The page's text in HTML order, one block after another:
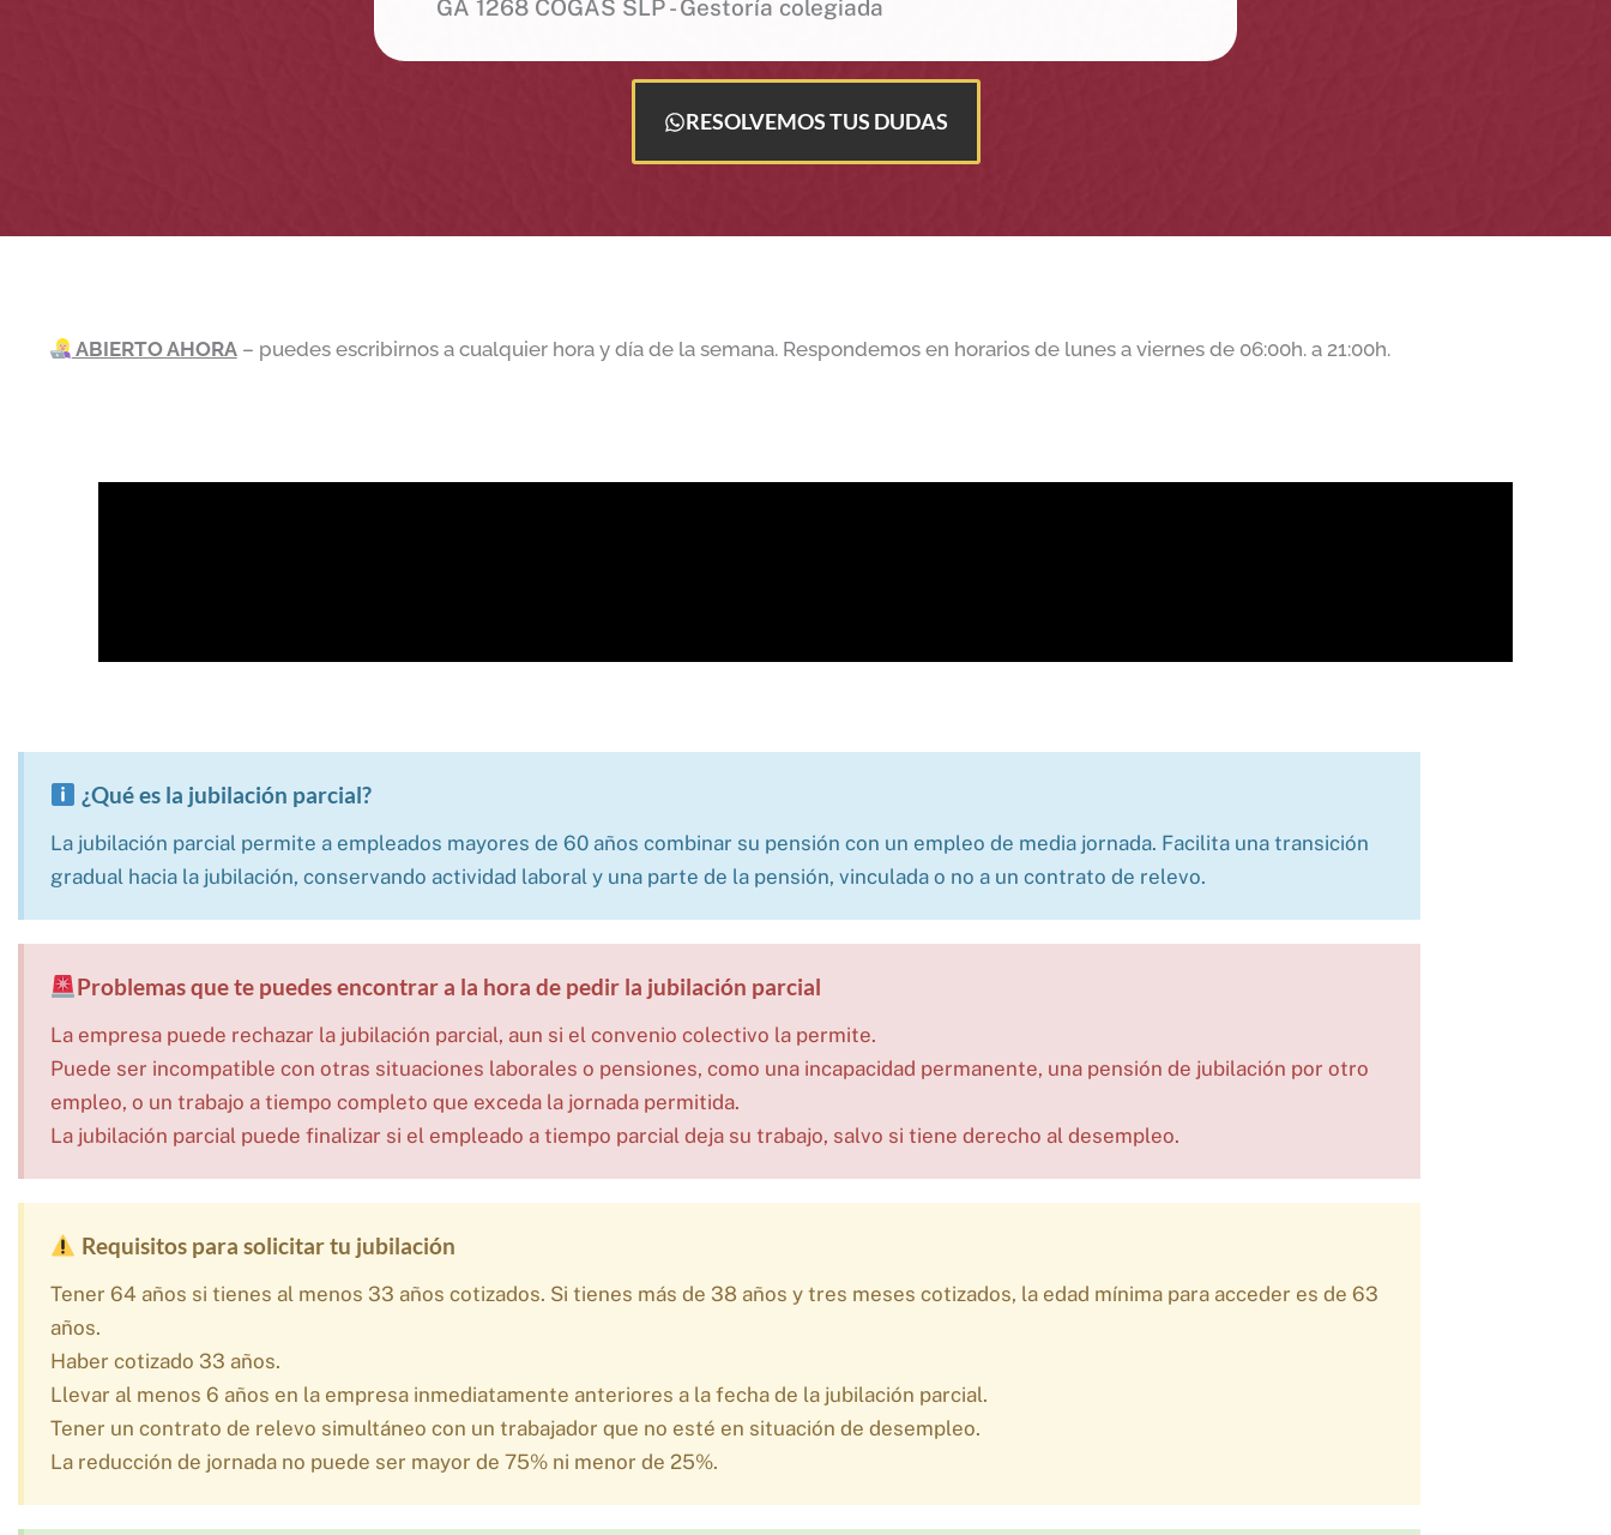
GA 1268 COGAS SLP - Gestoría colegiada
RESOLVEMOS TUS DUDAS
ABIERTO AHORA– puedes escribirnos a cualquier hora y día de la semana. Respondemos en horarios de lunes a viernes de 06:00h. a 21:00h.
¿Qué es la jubilación parcial?
La jubilación parcial permite a empleados mayores de 60 años combinar su pensión con un empleo de media jornada. Facilita una transición
gradual hacia la jubilación, conservando actividad laboral y una parte de la pensión, vinculada o no a un contrato de relevo.
Problemas que te puedes encontrar a la hora de pedir la jubilación parcial
La empresa puede rechazar la jubilación parcial, aun si el convenio colectivo la permite.
Puede ser incompatible con otras situaciones laborales o pensiones, como una incapacidad permanente, una pensión de jubilación por otro
empleo, o un trabajo a tiempo completo que exceda la jornada permitida.
La jubilación parcial puede finalizar si el empleado a tiempo parcial deja su trabajo, salvo si tiene derecho al desempleo.
Requisitos para solicitar tu jubilación
Tener 64 años si tienes al menos 33 años cotizados. Si tienes más de 38 años y tres meses cotizados, la edad mínima para acceder es de 63
años.
Haber cotizado 33 años.
Llevar al menos 6 años en la empresa inmediatamente anteriores a la fecha de la jubilación parcial.
Tener un contrato de relevo simultáneo con un trabajador que no esté en situación de desempleo.
La reducción de jornada no puede ser mayor de 75% ni menor de 25%.